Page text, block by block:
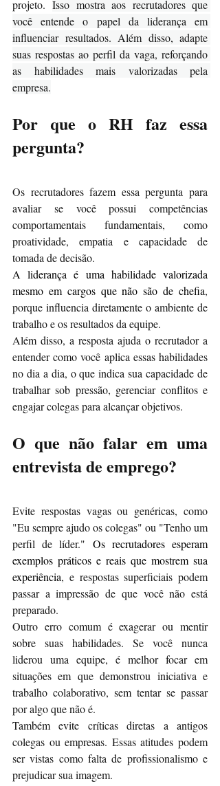
projeto. Isso mostra aos recrutadores que
você entende o papel da liderança em
influenciar resultados. Além disso, adapte
suas respostas ao perfil da vaga, reforçando
as habilidades mais valorizadas pela
empresa.
Por que o RH faz essa
pergunta?
Os recrutadores fazem essa pergunta para
avaliar se você possui competências
comportamentais fundamentais, como
proatividade, empatia e capacidade de
tomada de decisão.
A liderança é uma habilidade valorizada
mesmo em cargos que não são de chefia,
porque influencia diretamente o ambiente de
trabalho e os resultados da equipe.
Além disso, a resposta ajuda o recrutador a
entender como você aplica essas habilidades
no dia a dia, o que indica sua capacidade de
trabalhar sob pressão, gerenciar conflitos e
engajar colegas para alcançar objetivos.
O que não falar em uma
entrevista de emprego?
Evite respostas vagas ou genéricas, como
"Eu sempre ajudo os colegas" ou "Tenho um
perfil de líder." Os recrutadores esperam
exemplos práticos e reais que mostrem sua
experiência, e respostas superficiais podem
passar a impressão de que você não está
preparado.
Outro erro comum é exagerar ou mentir
sobre suas habilidades. Se você nunca
liderou uma equipe, é melhor focar em
situações em que demonstrou iniciativa e
trabalho colaborativo, sem tentar se passar
por algo que não é.
Também evite críticas diretas a antigos
colegas ou empresas. Essas atitudes podem
ser vistas como falta de profissionalismo e
prejudicar sua imagem.